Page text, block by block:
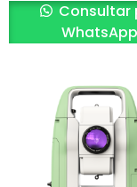
Consultar
WhatsApp